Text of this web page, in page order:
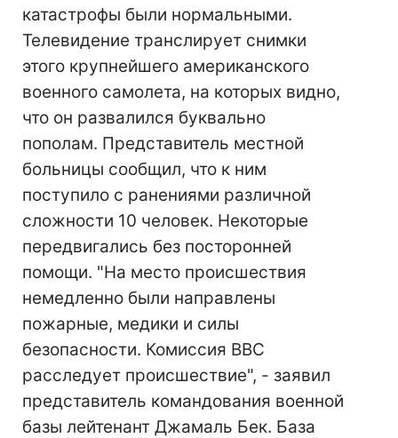
катастрофы были нормальными.
Телевидение транслирует снимки
этого крупнейшего американского
военного самолета, на которых видно,
что он развалился буквально
пополам. Представитель местной
больницы сообщил, что к ним
поступило с ранениями различной
сложности 10 человек. Некоторые
передвигались без посторонней
помощи. "На место происшествия
немедленно были направлены
пожарные, медики и силы
безопасности. Комиссия ВВС
расследует происшествие", - заявил
представитель командования военной
базы лейтенант Джамаль Бек. База